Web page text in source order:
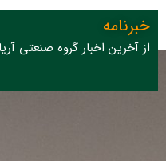
خبرنامه
از آخرین اخبار گروه صنعتی